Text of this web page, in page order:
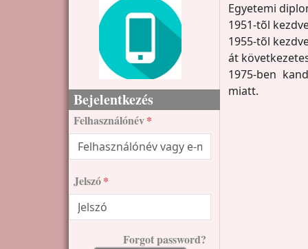
Bejelentkezés
Felhasználónév
Jelszó
Forgot password?
Egyetemi
1951-tõl
1955-tõl
át
1975-ben
miatt.